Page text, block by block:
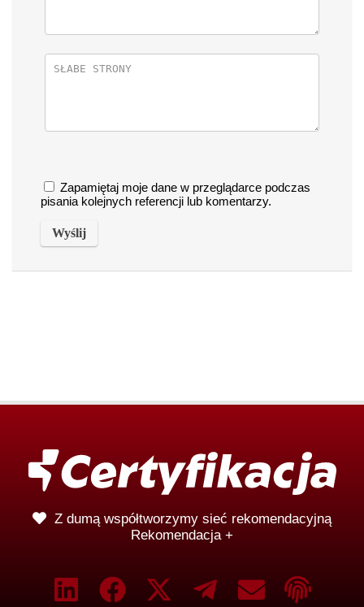
Zapamiętaj moje dane w przeglądarce podczas
pisania kolejnych referencji lub komentarzy.
Z dumą współtworzymy sieć rekomendacyjną
Rekomendacja +